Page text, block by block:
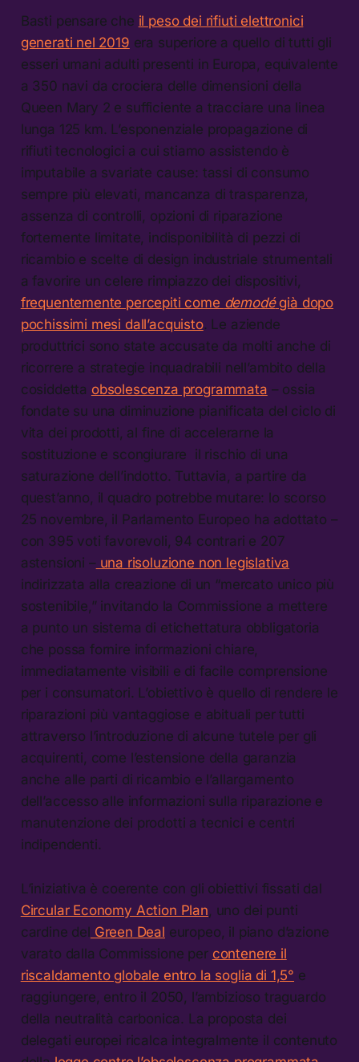
Basti pensare che il peso dei rifiuti elettronici
generati nel 2019 era superiore a quello di tutti gli
esseri umani adulti presenti in Europa, equivalente
a 350 navi da crociera delle dimensioni della
Queen Mary 2 e sufficiente a tracciare una linea
lunga 125 km. L’esponenziale propagazione di
rifiuti tecnologici a cui stiamo assistendo è
imputabile a svariate cause: tassi di consumo
sempre più elevati, mancanza di trasparenza,
assenza di controlli, opzioni di riparazione
fortemente limitate, indisponibilità di pezzi di
ricambio e scelte di design industriale strumentali
a favorire un celere rimpiazzo dei dispositivi,
frequentemente percepiti come demodégià dopo
pochissimi mesi dall’acquisto. Le aziende
produttrici sono state accusate da molti anche di
ricorrere a strategie inquadrabili nell’ambito della
cosiddetta obsolescenza programmata – ossia
fondate su una diminuzione pianificata del ciclo di
vita dei prodotti, al fine di accelerarne la
sostituzione e scongiurare il rischio di una
saturazione dell’indotto. Tuttavia, a partire da
quest’anno, il quadro potrebbe mutare: lo scorso
25 novembre, il Parlamento Europeo ha adottato –
con 395 voti favorevoli, 94 contrari e 207
astensioni – una risoluzione non legislativa
indirizzata alla creazione di un “mercato unico più
sostenibile,” invitando la Commissione a mettere
a punto un sistema di etichettatura obbligatoria
che possa fornire informazioni chiare,
immediatamente visibili e di facile comprensione
per i consumatori. L’obiettivo è quello di rendere le
riparazioni più vantaggiose e abituali per tutti
attraverso l’introduzione di alcune tutele per gli
acquirenti, come l’estensione della garanzia
anche alle parti di ricambio e l’allargamento
dell’accesso alle informazioni sulla riparazione e
manutenzione dei prodotti a tecnici e centri
indipendenti.
L’iniziativa è coerente con gli obiettivi fissati dal
Circular Economy Action Plan , uno dei punti
cardine del Green Deal europeo, il piano d’azione
varato dalla Commissione per contenere il
riscaldamento globale entro la soglia di 1,5° e
raggiungere, entro il 2050, l’ambizioso traguardo
della neutralità carbonica. La proposta dei
delegati europei ricalca integralmente il contenuto